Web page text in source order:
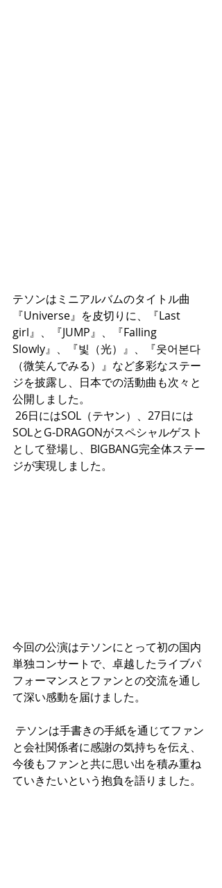
テソンはミニアルバムのタイトル曲
『Universe』を皮切りに、『Last
girl』、『JUMP』、『Falling
Slowly』、『빛（光）』、『웃어본다
（微笑んでみる）』など多彩なステー
ジを披露し、日本での活動曲も次々と
公開しました。
SOLとG-DRAGONがスペシャルゲスト
として登場し、BIGBANG完全体ステー
ジが実現しました。
今回の公演はテソンにとって初の国内
単独コンサートで、卓越したライブパ
フォーマンスとファンとの交流を通し
て深い感動を届けました。
と会社関係者に感謝の気持ちを伝え、
今後もファンと共に思い出を積み重ね
ていきたいという抱負を語りました。